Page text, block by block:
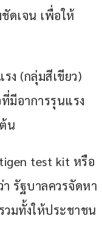
ดเจน เพื่อให้
ง (กลุ่มสีเขียว)
มีอาการรุนแรง
น
test kit หรือ
รัฐบาลควรจัดหา
มทั้งให้ประชาชน